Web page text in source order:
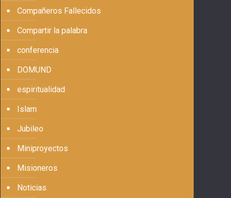
Compañeros Fallecidos
Compartir la palabra
conferencia
DOMUND
espiritualidad
Islam
Jubileo
Miniproyectos
Misioneros
Noticias